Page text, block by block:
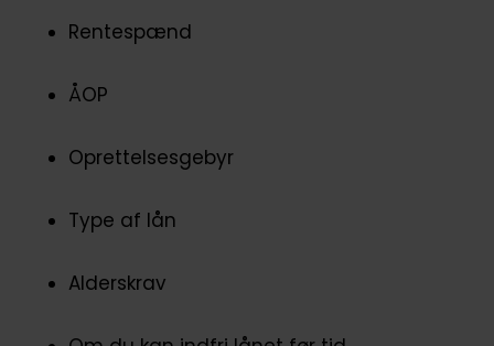
Rentespænd
ÅOP
Oprettelsesgebyr
Type af lån
Alderskrav